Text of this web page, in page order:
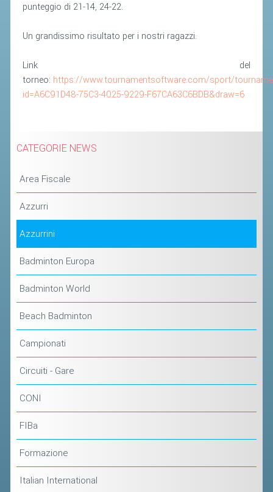
punteggio di 21-14, 24-22.
Un grandissimo risultato per i nostri ragazzi.
Link del
torneo: https://www.tournamentsoftware.com/sport/
id=A6C91D48-75C3-4025-9229-F67CA63C6BDB&draw=6
CATEGORIE NEWS
Area Fiscale
Azzurri
Azzurrini
Badminton Europa
Badminton World
Beach Badminton
Campionati
Circuiti - Gare
CONI
FIBa
Formazione
Italian International